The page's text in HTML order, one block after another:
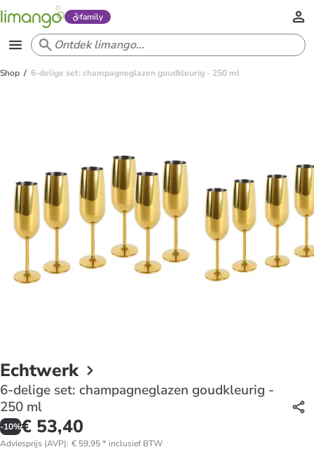
family
Shop 6-delige set: champagneglazen goudkleurig - 250 ml
Echtwerk
6-delige set: champagneglazen goudkleurig -
250 ml
-10%€ 53,40
Adviesprijs (AVP): € 59,95* inclusief BTW